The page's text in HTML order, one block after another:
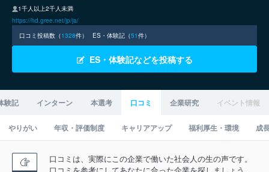
1千人以上2千人未満
https://hd.gree.net/jp/ja/
口コミ投稿数（1328件） ES・体験記（51件）
ES・体験記などを投稿する
験記 インターン 本選考 口コミ 企業研究 イベント情報
やりがい 年収・評価制度 キャリアアップ 福利厚生・環境 成
口コミは、実際にこの企業で働いた社会人の生の声です。